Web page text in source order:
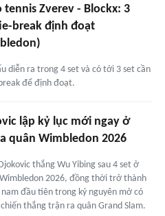
tennis Zverev - Blockx: 3
break định đoạt
diễn ra trong 4 set và có tới 3 set cần
để định đoạt.
lập kỷ lục mới ngay ở
quân Wimbledon 2026
thắng Wu Yibing sau 4 set ở
2026, đồng thời trở thành
đầu tiên trong kỷ nguyên mở có
thắng trận ra quân Grand Slam.